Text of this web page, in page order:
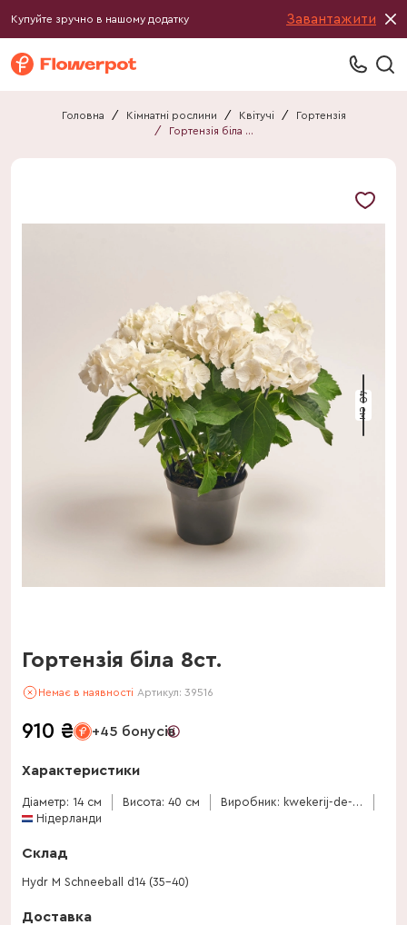
Купуйте зручно в нашому додатку Завантажити
Головна / Кімнатні рослини / Квітучі /
Гортензія
/
Гортензія біла 8ст.
40 см
Гортензія біла 8ст.
Немає в наявності Артикул: 39516
910 ₴ +45 бонусів
Характеристики
Діаметр: 14 см Висота: 40 см
Виробник: kwekerij-de-stadsweiden
Нідерланди
Склад
Hydr M Schneeball d14 (35-40)
Доставка